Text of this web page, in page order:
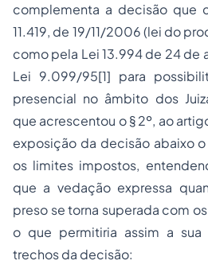
complementa a decisão que
11.419, de 19/11/2006 (lei do
como pela Lei 13.994 de 24 de
Lei 9.099/95[1] para
presencial no âmbito dos
que acrescentou o § 2º, ao
exposição da decisão abaixo
os limites impostos,
que a vedação expressa
preso se torna superada com
o que permitiria assim a sua
trechos da decisão: